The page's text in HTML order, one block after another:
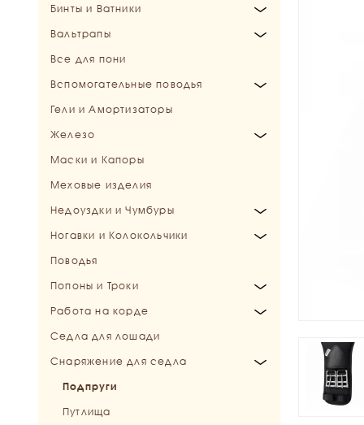
Бинты и Ватники
Бинты
Ватники
Вальтрапы
Выездковые
Конкурные и Универсальные
Специальные
Все для пони
Вспомогательные поводья
Мартингалы
Подперсья
Шамбоны и Гоги
Шпрунты
Балансирующие поводья
Гели и Амортизаторы
Железо
Трензели
Мундштуки
Пелямы, Хакаморы
Выводное железо
Дополнительные и запасные части
Маски и Капоры
Меховые изделия
Недоуздки и Чумбуры
Недоуздки
Чумбуры
Ногавки и Колокольчики
Колокольчики
Ногавки
Поводья
Попоны и Троки
Зимние попоны
Осенние попоны
Дождевые попоны
Флисовые попоны
Летние попоны
Работа на корде
Бичи и кнуты для драйвинга
Капцунги (Кавессоны)
Корды и переходники
Развязки
Седла для лошади
Снаряжение для седла
Подпруги
Путлища